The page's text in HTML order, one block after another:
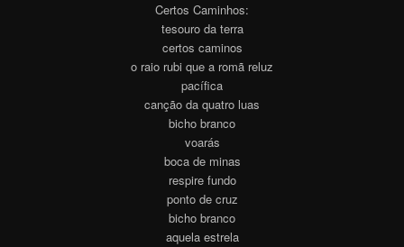
Certos Caminhos:
tesouro da terra
certos caminos
o raio rubi que a romã reluz
pacífica
canção da quatro luas
bicho branco
voarás
boca de minas
respire fundo
ponto de cruz
bicho branco
aquela estrela